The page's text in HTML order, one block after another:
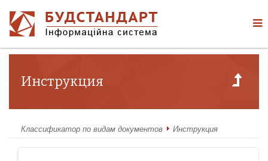
Инстpукция
Классификатор по видам документов Инстpукция